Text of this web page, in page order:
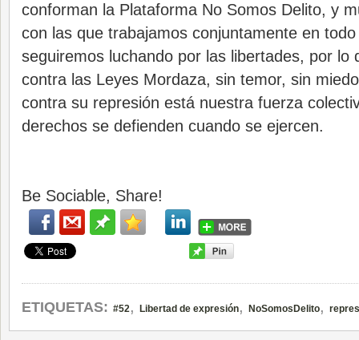
conforman la Plataforma No Somos Delito, y
con las que trabajamos conjuntamente en
seguiremos luchando por las libertades, por lo
contra las Leyes Mordaza, sin temor, sin
contra su represión está nuestra fuerza
derechos se defienden cuando se ejercen.
Be Sociable, Share!
ETIQUETAS: #52, Libertad de expresión, NoSomosDelito,